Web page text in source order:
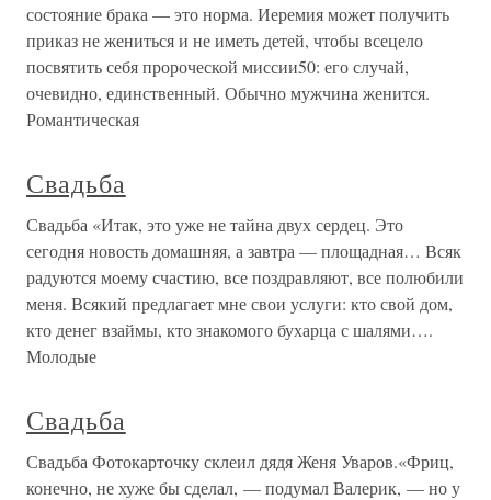
состояние брака — это норма. Иеремия может получить
приказ не жениться и не иметь детей, чтобы всецело
посвятить себя пророческой миссии50: его случай,
очевидно, единственный. Обычно мужчина женится.
Романтическая
Свадьба
Свадьба «Итак, это уже не тайна двух сердец. Это
сегодня новость домашняя, а завтра — площадная… Всяк
радуются моему счастию, все поздравляют, все полюбили
меня. Всякий предлагает мне свои услуги: кто свой дом,
кто денег взаймы, кто знакомого бухарца с шалями….
Молодые
Свадьба
Свадьба Фотокарточку склеил дядя Женя Уваров.«Фриц,
конечно, не хуже бы сделал, — подумал Валерик, — но у